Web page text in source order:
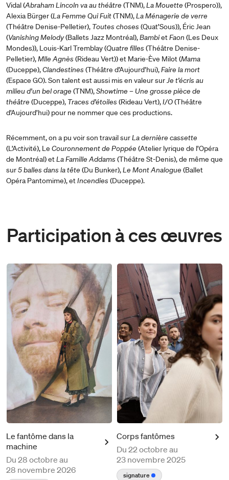
Vidal (Abraham Lincoln va au théâtre (TNM),La Mouette (Prospero)),
Alexia Bürger (La Femme Qui Fuit(TNM),La Ménagerie de verre
(Théâtre Denise-Pelletier), Toutes choses (Quat’Sous)), Éric Jean
(Vanishing Melody(Ballets Jazz Montréal),BambietFaon (Les Deux
Mondes)), Louis-Karl Tremblay (Quatre filles (Théâtre Denise-
Pelletier),Mlle Agnès (Rideau Vert)) et Marie-Ève Milot (Mama
(Duceppe),Clandestines (Théâtre d’Aujourd’hui),Faire la mort
(Espace GO). Son talent est aussi mis en valeur surJe t’écris au
milieu d’un bel orage (TNM),Showtime – Une grosse pièce de
théâtre (Duceppe), Traces d’étoiles (Rideau Vert),I/O(Théâtre
d’Aujourd’hui) pour ne nommer que ces productions.
Récemment, on a pu voir son travail surLa dernière cassette
(L’Activité), Le Couronnement de Poppée (Atelier lyrique de l’Opéra
de Montréal) etLa Famille Addams (Théâtre St-Denis), de même que
sur5 balles dans la tête (Du Bunker),Le Mont Analogue (Ballet
Opéra Pantomime), etIncendies (Duceppe).
Participation à ces œuvres
Le fantôme dans la
machine
Du 28 octobre au
28 novembre 2026
Corps fantômes
Du 22 octobre au
23 novembre 2025
signature